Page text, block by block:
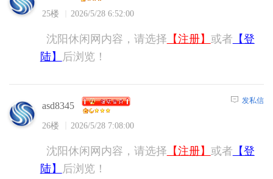
25楼 2026/5/28 6:52:00
沈阳休闲网内容，请选择 【注册】 或者 【登
陆】
后浏览！
asd8345
26楼 2026/5/28 7:08:00
发私信
沈阳休闲网内容，请选择 【注册】 或者 【登
陆】
后浏览！